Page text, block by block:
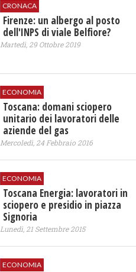
CRONACA
Firenze: un albergo al posto
dell'INPS di viale Belfiore?
Martedì, 29 Ottobre 2019
ECONOMIA
Toscana: domani sciopero
unitario dei lavoratori delle
aziende del gas
Mercoledì, 24 Febbraio 2016
ECONOMIA
Toscana Energia: lavoratori in
sciopero e presidio in piazza
Signoria
Lunedì, 21 Settembre 2015
ECONOMIA